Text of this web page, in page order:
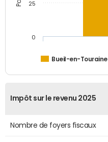
Bueil-en-Touraine
0
25
Impôt sur le revenu 2025
Nombre de foyers fiscaux